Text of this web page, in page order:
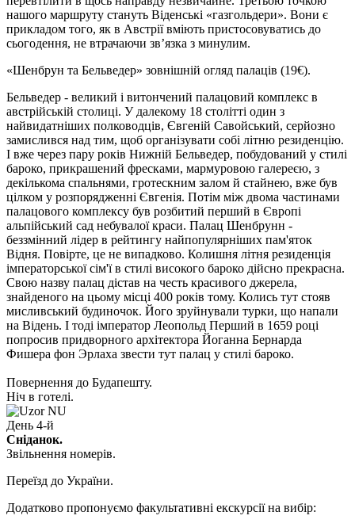
нашого маршруту стануть Віденські «газгольдери». Вони є
прикладом того, як в Австрії вміють пристосовуватись до
сьогодення, не втрачаючи зв’язка з минулим.
«Шенбрун та Бельведер» зовнішній огляд палаців (19€).
Бельведер - великий і витончений палацовий комплекс в
австрійській столиці. У далекому 18 столітті один з
найвидатніших полководців, Євгеній Савойський, серйозно
замислився над тим, щоб організувати собі літню резиденцію.
І вже через пару років Нижній Бельведер, побудований у стилі
бароко, прикрашений фресками, мармуровою галереєю, з
декількома спальнями, гротескним залом й стайнею, вже був
цілком у розпорядженні Євгенія. Потім між двома частинами
палацового комплексу був розбитий перший в Європі
альпійський сад небувалої краси. Палац Шенбрунн -
беззмінний лідер в рейтингу найпопулярніших пам'яток
Відня. Повірте, це не випадково. Колишня літня резиденція
імператорської сім'ї в стилі високого бароко дійсно прекрасна.
Свою назву палац дістав на честь красивого джерела,
знайденого на цьому місці 400 років тому. Колись тут стояв
мисливський будиночок. Його зруйнували турки, що напали
на Відень. І тоді імператор Леопольд Перший в 1659 році
попросив придворного архітектора Йоганна Бернарда
Фишера фон Эрлаха звести тут палац у стилі бароко.
Повернення до Будапешту.
Ніч в готелі.
День 4-й
Сніданок.
Звільнення номерів.
Переїзд до України.
Додатково пропонуємо факультативні екскурсії на вибір: